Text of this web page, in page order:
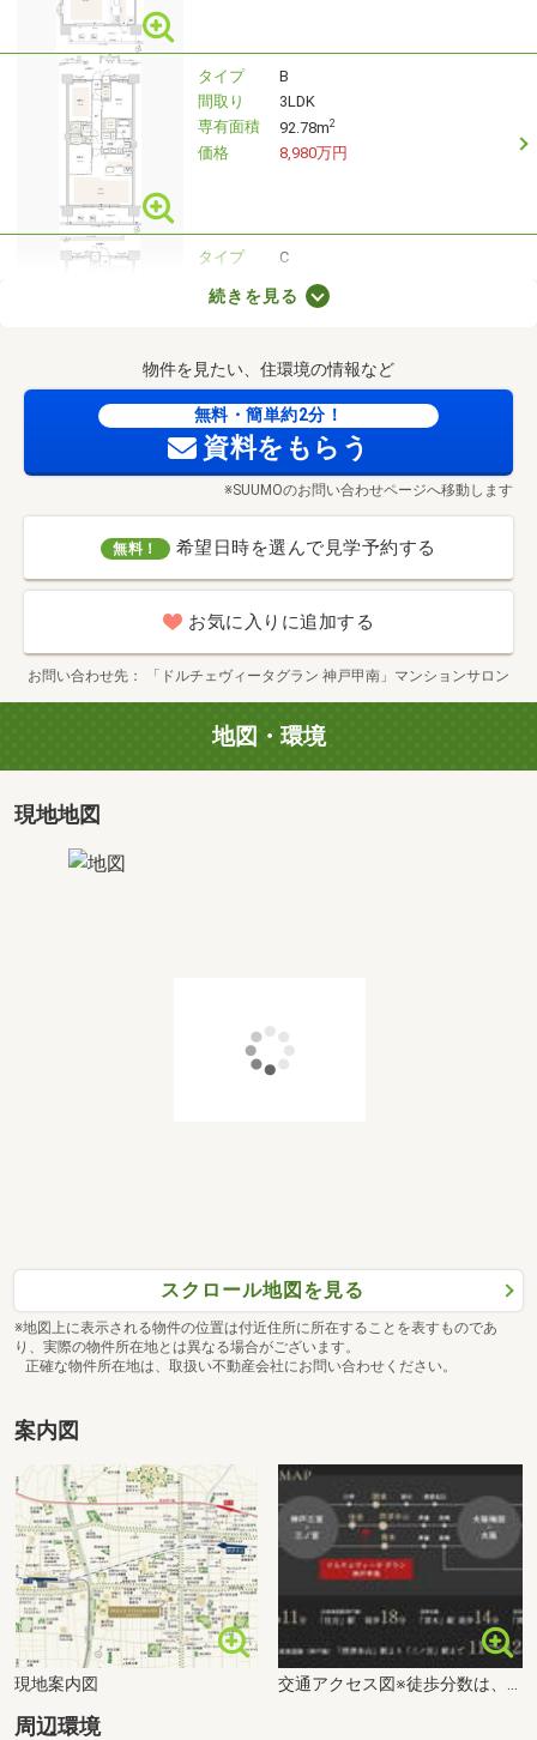
タイプ
B
間取り
3LDK
専有面積
92.78m2
価格 8,980万円
タイプ
C
3LDK
専有面積
92.78m
タイプ
間取り
3LDK+S
専有面積
109.68m 2
価格 1億1,080万円
続きを見る
物件を見たい、住環境の情報など
無料・簡単約2分！
資料をもらう
※SUUMOのお問い合わせページへ移動します
無料！ 希望日時を選んで見学予約する
お気に入りに追加する
お問い合わせ先 「ドルチェヴィータグラン 神戸甲南」マンションサロン
地図・環境
現地地図
スクロール地図を見る
※地図上に表示される物件の位置は付近住所に所在することを表すものであ
り、実際の物件所在地とは異なる場合がございます。
正確な物件所在地は、取扱い不動産会社にお問い合わせください。
案内図
現地案内図 交通アクセス図※徒歩分数は、本物件より80mを1分で算出した概算時間です(1分未満は切り上げ)。※電車についての交通所要時間は、朝の通勤ラッシュ時の目安であり、時間帯により多少異なります。概ねの乗り換え、待ち時間等が含まれます(2025年1月ジョルダン調べ)。※掲載の情報は2025年1月時点のものです。
周辺環境